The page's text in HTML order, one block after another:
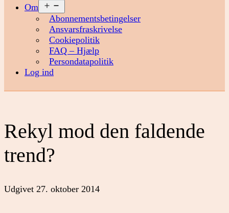
Om
menu
Abonnementsbetingelser
Ansvarsfraskrivelse
Cookiepolitik
FAQ – Hjælp
Persondatapolitik
Log ind
Rekyl mod den faldende
trend?
Udgivet 27. oktober 2014